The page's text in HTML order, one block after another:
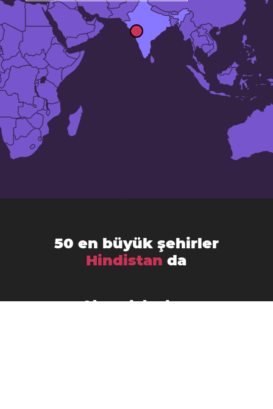
50 en büyük şehirler
Hindistan da
Agra Ahmedabad